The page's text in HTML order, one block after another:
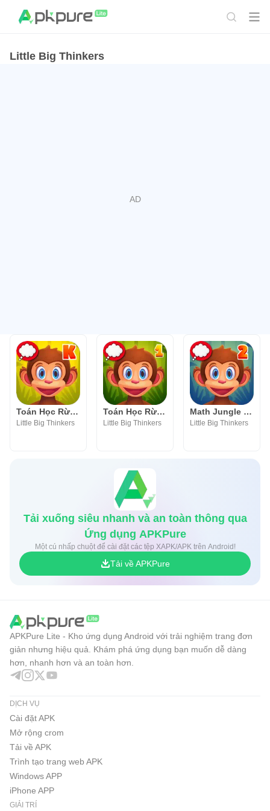
Little Big Thinkers
Toán Học Rừng Trường Mẫu Giáo
Little Big Thinkers
Toán Học Rừng : Lớp 1
Little Big Thinkers
Math Jungle : Grade 2 Math
Little Big Thinkers
Tải xuống siêu nhanh và an toàn thông qua
Ứng dụng APKPure
Một cú nhấp chuột để cài đặt các tệp XAPK/APK trên Android!
Tải về APKPure
APKPure Lite - Kho ứng dụng Android với trải nghiệm trang đơn
giản nhưng hiệu quả. Khám phá ứng dụng bạn muốn dễ dàng
hơn, nhanh hơn và an toàn hơn.
DỊCH VỤ
Cài đặt APK
Mở rộng crom
Tải về APK
Trình tạo trang web APK
Windows APP
iPhone APP
GIẢI TRÍ